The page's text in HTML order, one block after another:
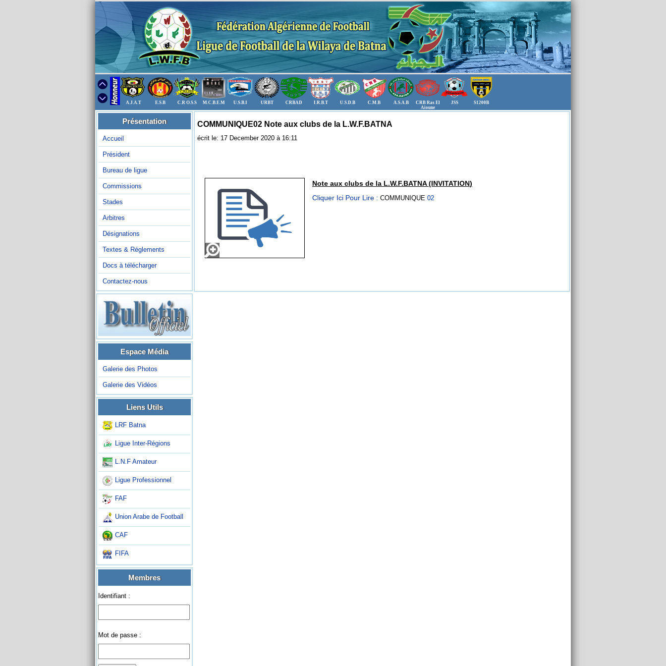
A.J.A.T E.S.B C.R O.S.S M.C.B.E.M U.S.B.I URBT CRBAD I.R.B.T U.S.D.B C.M.B A.S.A.B
CRB Ras El
Aioune
JSS S1200B
Présentation
Accueil
Président
Bureau de ligue
Commissions
Stades
Arbitres
Désignations
Textes & Réglements
Docs à télécharger
Contactez-nous
Espace Média
Galerie des Photos
Galerie des Vidéos
Liens Utils
LRF Batna
Ligue Inter-Régions
L.N.F Amateur
Ligue Professionnel
FAF
Union Arabe de Football
CAF
FIFA
Membres
Identifiant :
Mot de passe :
COMMUNIQUE02 Note aux clubs de la L.W.F.BATNA
écrit le: 17 December 2020 à 16:11
Note aux clubs de la L.W.F.BATNA (INVITATION)
Cliquer Ici Pour Lire : COMMUNIQUE 02